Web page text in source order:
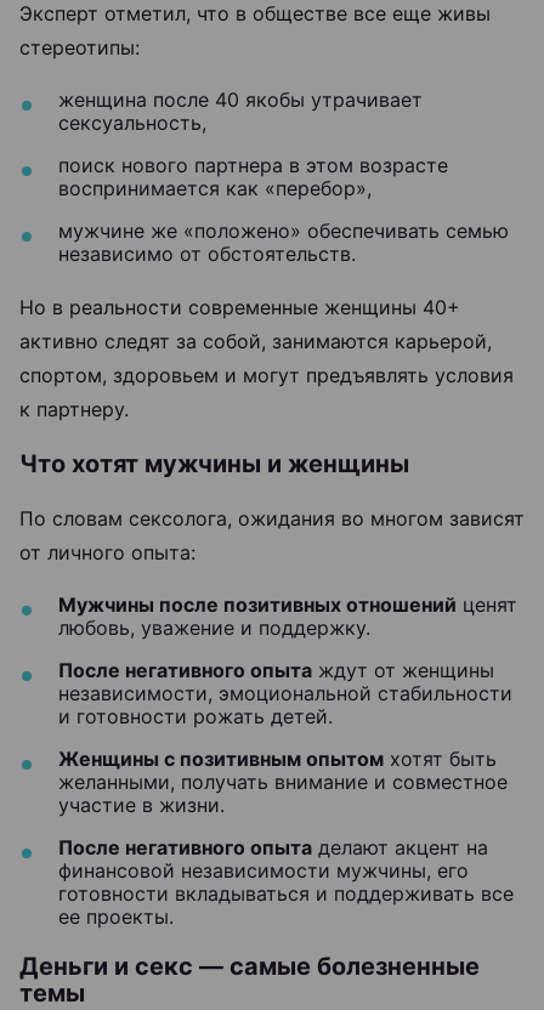
Эксперт отметил, что в обществе все еще живы
стереотипы:
женщина после 40 якобы утрачивает
сексуальность,
поиск нового партнера в этом возрасте
воспринимается как «перебор»,
мужчине же «положено» обеспечивать семью
независимо от обстоятельств.
Но в реальности современные женщины 40+
активно следят за собой, занимаются карьерой,
спортом, здоровьем и могут предъявлять условия
к партнеру.
Что хотят мужчины и женщины
По словам сексолога, ожидания во многом зависят
от личного опыта:
Мужчины после позитивных отношений ценят
любовь, уважение и поддержку.
После негативного опыта ждут от женщины
независимости, эмоциональной стабильности
и готовности рожать детей.
Женщины с позитивным опытом хотят быть
желанными, получать внимание и совместное
участие в жизни.
После негативного опыта делают акцент на
финансовой независимости мужчины, его
готовности вкладываться и поддерживать все
ее проекты.
Деньги и секс — самые болезненные
темы